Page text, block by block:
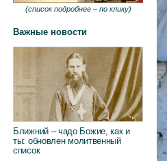
(список подробнее – по клику)
Важные новости
Ближний – чадо Божие, как и
ты: обновлен молитвенный
список